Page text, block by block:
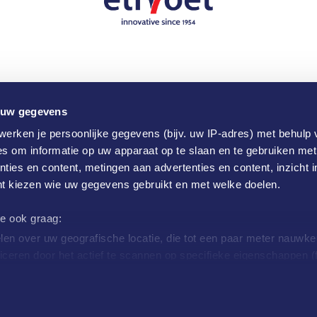
gegevens
je persoonlijke gegevens (bijv. uw IP-adres) met behulp
om informatie op uw apparaat op te slaan en te gebruiken
en content, metingen aan advertenties en content, inzicht
kiezen wie uw gegevens gebruikt en met welke doelen.
ook graag:
over uw geografische locatie, die tot een paar meter
toestemming op elk moment wijzigen of intrekken in de